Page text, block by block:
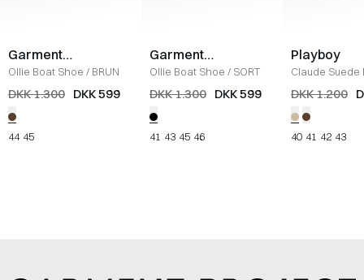
Garment
Project
Ollie Boat Shoe / BRUN
DKK 1.300 DKK 599
44 45
Garment
Project
Ollie Boat Shoe / SORT
DKK 1.300 DKK 599
41 43 45 46
Playboy
Claude Suede
Shoe / SAND
DKK 1.200
40 41 42 43